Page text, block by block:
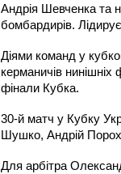
Андрія Шевченка та
бомбардирів.
Діями команд у
керманичів нинішніх
фінали Кубка.
30-й матч у Кубку
Шушко, Андрій
Для арбітра